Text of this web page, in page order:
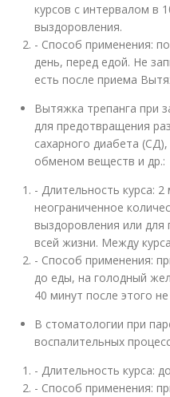
курсов с интервалом в
выздоровления.
- Способ применения:
день, перед едой. Не
есть после приема
Вытяжка трепанга при
для предотвращения
сахарного диабета
обменом веществ и др.:
- Длительность курса:
неограниченное
выздоровления или
всей жизни. Между
- Способ применения:
до еды, на голодный
40 минут после этого
В стоматологии при
воспалительных
- Длительность курса:
- Способ применения: